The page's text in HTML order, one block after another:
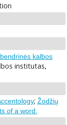
kalbos
institutas,
; Žodžių
of a word.